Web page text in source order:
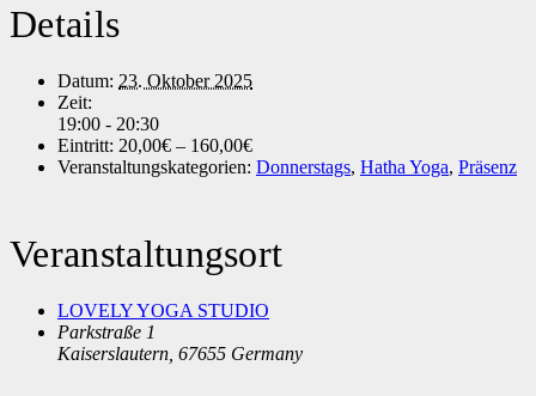
Details
Datum: 23. Oktober 2025
Zeit:
19:00 - 20:30
Eintritt: 20,00€ – 160,00€
Veranstaltungskategorien: Donnerstags, Hatha Yoga, Präsenz
Veranstaltungsort
LOVELY YOGA STUDIO
Parkstraße 1
Kaiserslautern 67655 Germany